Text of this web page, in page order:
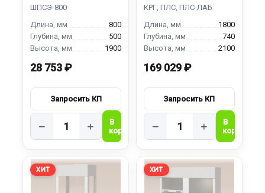
800
500
1900
28 753 ₽
− +
1800
740
2100
169 029 ₽
− +
ХИТ ХИТ